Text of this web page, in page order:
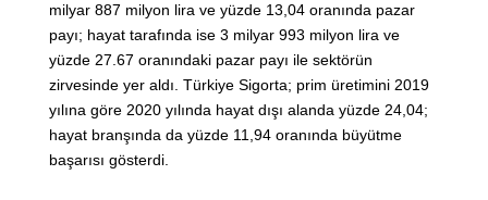
milyar 887 milyon lira ve yüzde 13,04 oranında pazar
payı; hayat tarafında ise 3 milyar 993 milyon lira ve
yüzde 27.67 oranındaki pazar payı ile sektörün
zirvesinde yer aldı. Türkiye Sigorta; prim üretimini 2019
yılına göre 2020 yılında hayat dışı alanda yüzde 24,04;
hayat branşında da yüzde 11,94 oranında büyütme
başarısı gösterdi.